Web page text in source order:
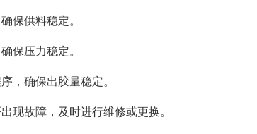
保供料稳定。
保压力稳定。
，确保出胶量稳定。
现故障，及时进行维修或更换。